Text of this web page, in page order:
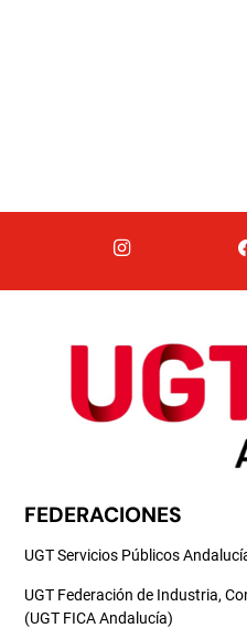
FEDERACIONES
UGT Servicios Públicos
UGT Federación de Industria,
(UGT FICA Andalucía)